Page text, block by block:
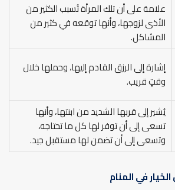
علامة على أن تلك المرأة تُسبب الكثير من
الأذى لزوجها، وأنها توقعه في كثير من
المشاكل.
إشارة إلى الرزق القادم إليها، وحملها خلال
وقتٍ قريب.
يُشير إلى قربها الشديد من ابنتها، وأنها
تسعى إلى أن توفر لها كل ما تحتاجه،
وتسعى إلى أن تضمن لها مستقبل جيد.
في المنام